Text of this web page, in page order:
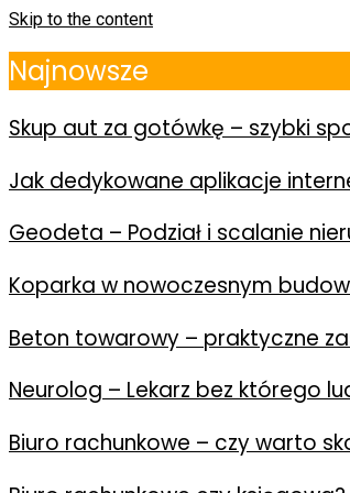
Skip to the content
Najnowsze
Skup aut za gotówkę – szybki
Jak dedykowane aplikacje
Geodeta – Podział i scalanie
Koparka w nowoczesnym
Beton towarowy – praktyczne
Neurolog – Lekarz bez którego
Biuro rachunkowe – czy warto